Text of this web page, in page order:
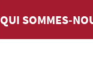
QUI SOMMES-